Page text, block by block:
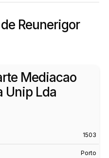
Reunerigor
Mediacao
Unip Lda
1503
Porto